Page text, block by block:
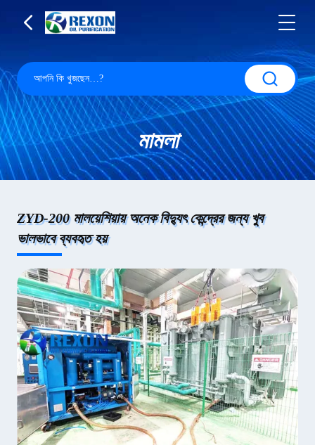
মামলা
ZYD-200 মালয়েশিয়ায় অনেক বিদ্যুৎ কেন্দ্রের জন্য খুব
ভালভাবে ব্যবহৃত হয়